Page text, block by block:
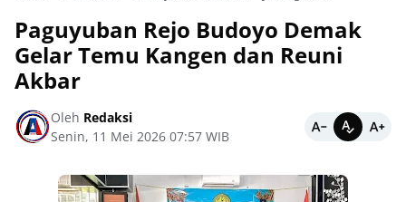
Paguyuban Rejo Budoyo Demak
Gelar Temu Kangen dan Reuni
Akbar
Oleh Redaksi
Senin, 11 Mei 2026 07:57 WIB